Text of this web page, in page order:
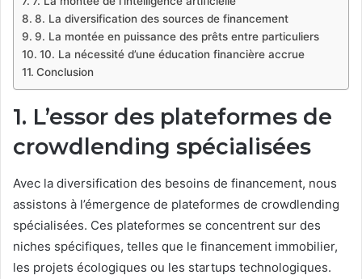
8. La diversification des sources de financement
9. La montée en puissance des prêts entre particuliers
10. La nécessité d’une éducation financière accrue
Conclusion
1. L’essor des plateformes de
crowdlending spécialisées
Avec la diversification des besoins de financement, nous
assistons à l’émergence de plateformes de crowdlending
spécialisées. Ces plateformes se concentrent sur des
niches spécifiques, telles que le financement immobilier,
les projets écologiques ou les startups technologiques.